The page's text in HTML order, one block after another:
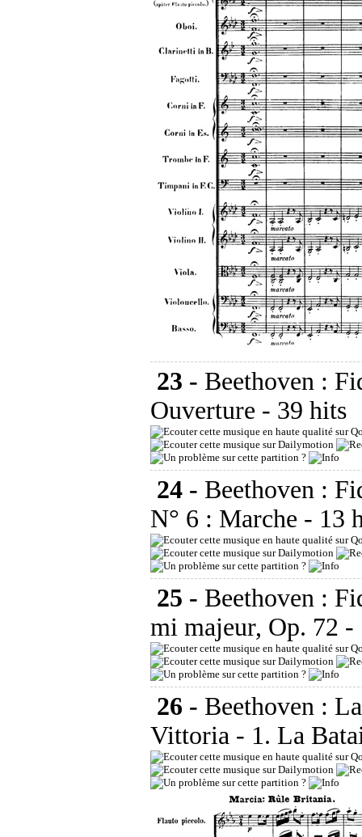
23 - Beethoven :
Ouverture - 39 hits
24 - Beethoven :
N° 6 : Marche - 13
25 - Beethoven :
mi majeur, Op. 72 -
26 - Beethoven :
Vittoria - 1. La